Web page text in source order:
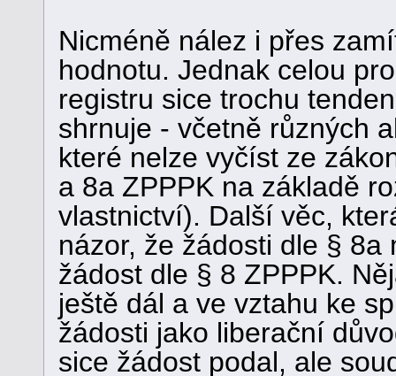
Nicméně nález i přes
hodnotu. Jednak celou
registru sice trochu
shrnuje - včetně různých
které nelze vyčíst ze
a 8a ZPPPK na základě
vlastnictví). Další věc,
názor, že žádosti dle §
žádost dle § 8 ZPPPK.
ještě dál a ve vztahu ke
žádosti jako liberační
sice žádost podal, ale